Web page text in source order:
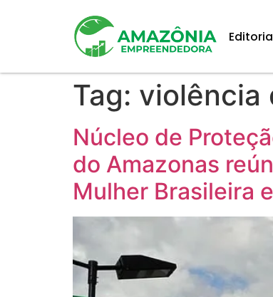
Tag: violência
Núcleo de
do Amazonas
Mulher Brasileira